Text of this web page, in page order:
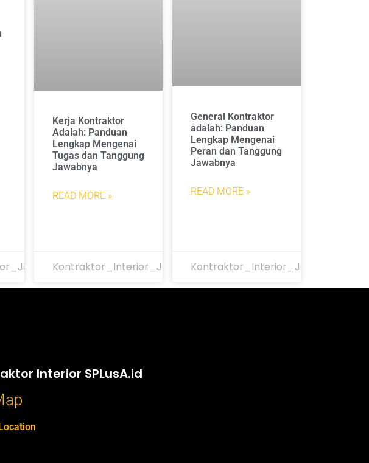
Kerja Kontraktor
Adalah: Panduan
Lengkap Mengenai
Tugas dan Tanggung
Jawabnya
READ MORE »
Kontraktor_Interior_Jakarta
General Kontraktor
adalah: Panduan
Lengkap Mengenai
Peran dan Tanggung
Jawabnya
READ MORE »
Kontraktor_Interior_Jakarta
Interior SPLusA.id